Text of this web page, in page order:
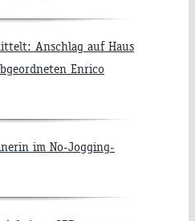
Anschlag auf Haus
Enrico
im No-Jogging-